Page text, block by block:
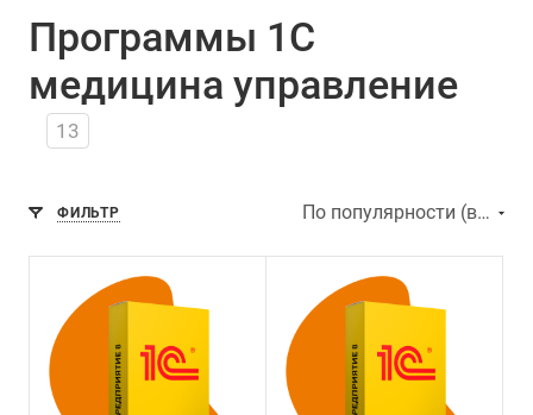
Программы 1С
медицина управление
13
ФИЛЬТР По популярности (возрастание)